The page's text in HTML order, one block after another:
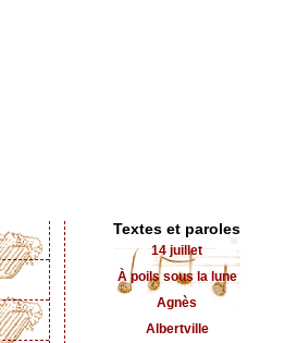
Textes et paroles
14 juillet
À poils sous la lune
Agnès
Albertville